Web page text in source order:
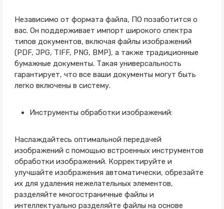
Независимо от формата файла, ПО позаботится о
вас. Он поддерживает импорт широкого спектра
типов документов, включая файлы изображений
(PDF, JPG, TIFF, PNG, BMP), а также традиционные
бумажные документы. Такая универсальность
гарантирует, что все ваши документы могут быть
легко включены в систему.
Инструменты обработки изображений:
Наслаждайтесь оптимальной передачей
изображений с помощью встроенных инструментов
обработки изображений. Корректируйте и
улучшайте изображения автоматически, обрезайте
их для удаления нежелательных элементов,
разделяйте многостраничные файлы и
интеллектуально разделяйте файлы на основе